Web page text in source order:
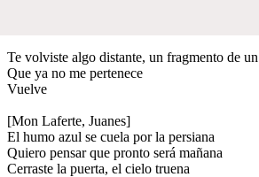
Te volviste algo distante, un fragmento de
Que ya no me pertenece
Vuelve
[Mon Laferte, Juanes]
El humo azul se cuela por la persiana
Quiero pensar que pronto será mañana
Cerraste la puerta, el cielo truena